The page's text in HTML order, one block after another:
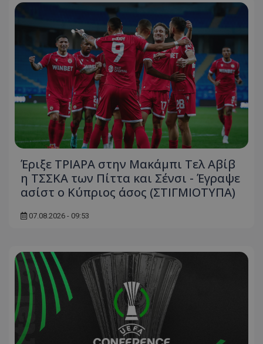
Έριξε ΤΡΙΑΡΑ στην Μακάμπι Τελ Αβίβ
η ΤΣΣΚΑ των Πίττα και Σένσι - Έγραψε
ασίστ ο Κύπριος άσος (ΣΤΙΓΜΙΟΤΥΠΑ)
07.08.2026 - 09:53